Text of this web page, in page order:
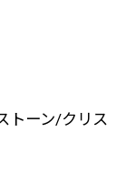
トーン/クリス